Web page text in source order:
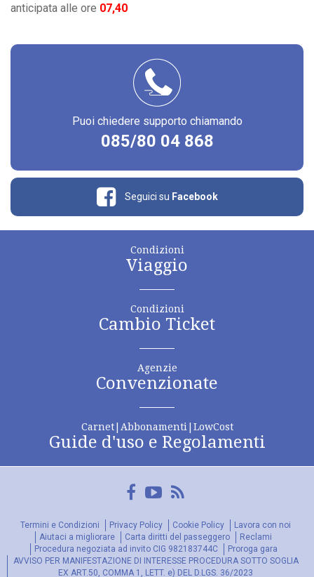
anticipata alle ore 07,40
Puoi chiedere supporto chiamando
085/80 04 868
Seguici su Facebook
Condizioni
Viaggio
Condizioni
Cambio Ticket
Agenzie
Convenzionate
Carnet|Abbonamenti|LowCost
Guide d'uso e Regolamenti
FacebookYouTube
Termini e Condizioni Privacy Policy Cookie Policy
Lavora con noi
Aiutaci a migliorare
Carta diritti del passeggero
Reclami
Procedura negoziata ad invito CIG 982183744C
Proroga gara
AVVISO PER MANIFESTAZIONE DI INTERESSE PROCEDURA SOTTO SOGLIA
EX ART.50, COMMA 1, LETT. e) DEL D.LGS. 36/2023